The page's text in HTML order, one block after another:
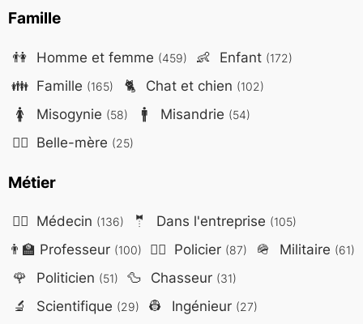
Famille
👫 Homme et femme (459) 👶 Enfant (172)
👪 Famille (165) 🐈 Chat et chien (102)
🚺 Misogynie (58) 🚹 Misandrie (54)
🤷‍♀️ Belle-mère (25)
Métier
👨‍⚕️ Médecin (136) 🤵 Dans l'entreprise (105)
👨‍🏫 Professeur (100) 👮‍♂️ Policier (87) 🪖 Militaire (61)
🌹 Politicien (51) 🦆 Chasseur (31)
🔬 Scientifique (29) 👷 Ingénieur (27)